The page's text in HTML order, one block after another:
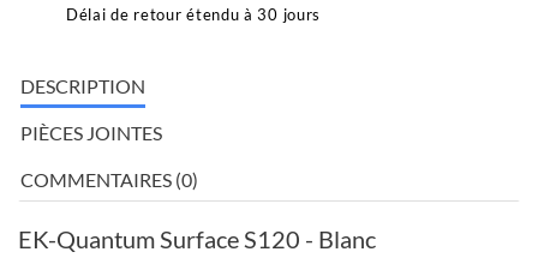
Délai de retour étendu à 30 jours
DESCRIPTION
PIÈCES JOINTES
COMMENTAIRES (0)
EK-Quantum Surface S120 - Blanc